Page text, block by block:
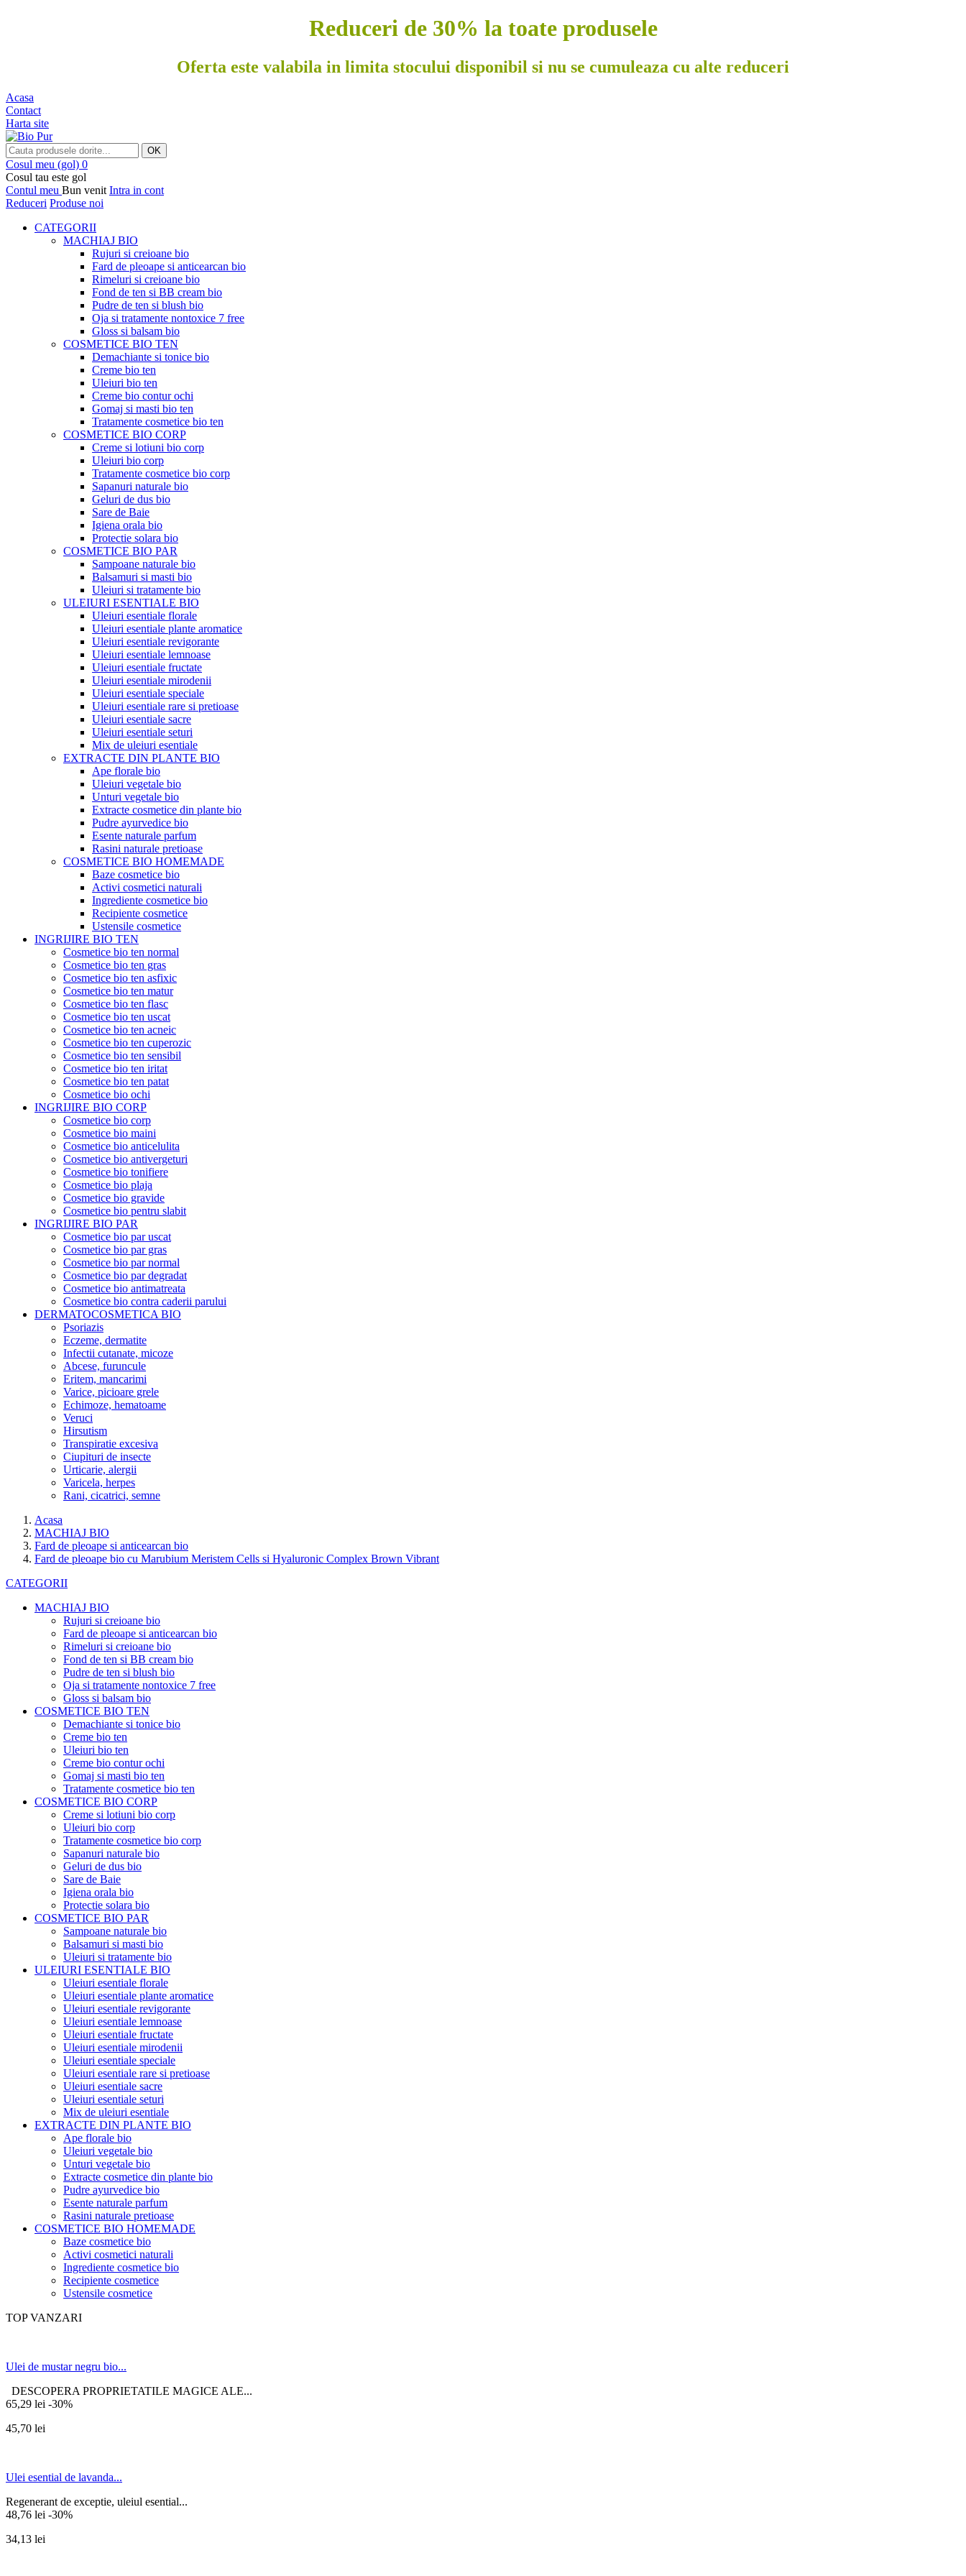
Reduceri de 30% la toate produsele
Oferta este valabila in limita stocului disponibil si nu se cumuleaza cu alte reduceri
Acasa
Contact
Harta site
OK
Cosul meu (gol) 0
Cosul tau este gol
Contul meu Bun venit Intra in cont
Reduceri Produse noi
CATEGORII
MACHIAJ BIO
Rujuri si creioane bio
Fard de pleoape si anticearcan bio
Rimeluri si creioane bio
Fond de ten si BB cream bio
Pudre de ten si blush bio
Oja si tratamente nontoxice 7 free
Gloss si balsam bio
COSMETICE BIO TEN
Demachiante si tonice bio
Creme bio ten
Uleiuri bio ten
Creme bio contur ochi
Gomaj si masti bio ten
Tratamente cosmetice bio ten
COSMETICE BIO CORP
Creme si lotiuni bio corp
Uleiuri bio corp
Tratamente cosmetice bio corp
Sapanuri naturale bio
Geluri de dus bio
Sare de Baie
Igiena orala bio
Protectie solara bio
COSMETICE BIO PAR
Sampoane naturale bio
Balsamuri si masti bio
Uleiuri si tratamente bio
ULEIURI ESENTIALE BIO
Uleiuri esentiale florale
Uleiuri esentiale plante aromatice
Uleiuri esentiale revigorante
Uleiuri esentiale lemnoase
Uleiuri esentiale fructate
Uleiuri esentiale mirodenii
Uleiuri esentiale speciale
Uleiuri esentiale rare si pretioase
Uleiuri esentiale sacre
Uleiuri esentiale seturi
Mix de uleiuri esentiale
EXTRACTE DIN PLANTE BIO
Ape florale bio
Uleiuri vegetale bio
Unturi vegetale bio
Extracte cosmetice din plante bio
Pudre ayurvedice bio
Esente naturale parfum
Rasini naturale pretioase
COSMETICE BIO HOMEMADE
Baze cosmetice bio
Activi cosmetici naturali
Ingrediente cosmetice bio
Recipiente cosmetice
Ustensile cosmetice
INGRIJIRE BIO TEN
Cosmetice bio ten normal
Cosmetice bio ten gras
Cosmetice bio ten asfixic
Cosmetice bio ten matur
Cosmetice bio ten flasc
Cosmetice bio ten uscat
Cosmetice bio ten acneic
Cosmetice bio ten cuperozic
Cosmetice bio ten sensibil
Cosmetice bio ten iritat
Cosmetice bio ten patat
Cosmetice bio ochi
INGRIJIRE BIO CORP
Cosmetice bio corp
Cosmetice bio maini
Cosmetice bio anticelulita
Cosmetice bio antivergeturi
Cosmetice bio tonifiere
Cosmetice bio plaja
Cosmetice bio gravide
Cosmetice bio pentru slabit
INGRIJIRE BIO PAR
Cosmetice bio par uscat
Cosmetice bio par gras
Cosmetice bio par normal
Cosmetice bio par degradat
Cosmetice bio antimatreata
Cosmetice bio contra caderii parului
DERMATOCOSMETICA BIO
Psoriazis
Eczeme, dermatite
Infectii cutanate, micoze
Abcese, furuncule
Eritem, mancarimi
Varice, picioare grele
Echimoze, hematoame
Veruci
Hirsutism
Transpiratie excesiva
Ciupituri de insecte
Urticarie, alergii
Varicela, herpes
Rani, cicatrici, semne
Acasa
MACHIAJ BIO
Fard de pleoape si anticearcan bio
Fard de pleoape bio cu Marubium Meristem Cells si Hyaluronic Complex Brown Vibrant
CATEGORII
MACHIAJ BIO
Rujuri si creioane bio
Fard de pleoape si anticearcan bio
Rimeluri si creioane bio
Fond de ten si BB cream bio
Pudre de ten si blush bio
Oja si tratamente nontoxice 7 free
Gloss si balsam bio
COSMETICE BIO TEN
Demachiante si tonice bio
Creme bio ten
Uleiuri bio ten
Creme bio contur ochi
Gomaj si masti bio ten
Tratamente cosmetice bio ten
COSMETICE BIO CORP
Creme si lotiuni bio corp
Uleiuri bio corp
Tratamente cosmetice bio corp
Sapanuri naturale bio
Geluri de dus bio
Sare de Baie
Igiena orala bio
Protectie solara bio
COSMETICE BIO PAR
Sampoane naturale bio
Balsamuri si masti bio
Uleiuri si tratamente bio
ULEIURI ESENTIALE BIO
Uleiuri esentiale florale
Uleiuri esentiale plante aromatice
Uleiuri esentiale revigorante
Uleiuri esentiale lemnoase
Uleiuri esentiale fructate
Uleiuri esentiale mirodenii
Uleiuri esentiale speciale
Uleiuri esentiale rare si pretioase
Uleiuri esentiale sacre
Uleiuri esentiale seturi
Mix de uleiuri esentiale
EXTRACTE DIN PLANTE BIO
Ape florale bio
Uleiuri vegetale bio
Unturi vegetale bio
Extracte cosmetice din plante bio
Pudre ayurvedice bio
Esente naturale parfum
Rasini naturale pretioase
COSMETICE BIO HOMEMADE
Baze cosmetice bio
Activi cosmetici naturali
Ingrediente cosmetice bio
Recipiente cosmetice
Ustensile cosmetice
TOP VANZARI
Ulei de mustar negru bio...
DESCOPERA PROPRIETATILE MAGICE ALE...
65,29 lei -30%
45,70 lei
Ulei esential de lavanda...
Regenerant de exceptie, uleiul esential...
48,76 lei -30%
34,13 lei